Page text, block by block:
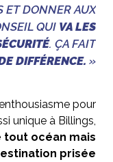
ET DONNER AUX
QUI VA LES
. ÇA FAIT
DIFFÉRENCE. »
pour
unique à Billings,
tout océan mais
prisée